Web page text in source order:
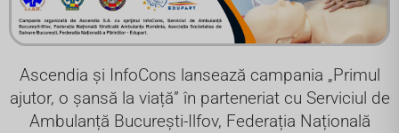
Ascendia și InfoCons lansează campania „Primul
ajutor, o șansă la viață” în parteneriat cu Serviciul de
Ambulanță București-Ilfov, Federația Națională